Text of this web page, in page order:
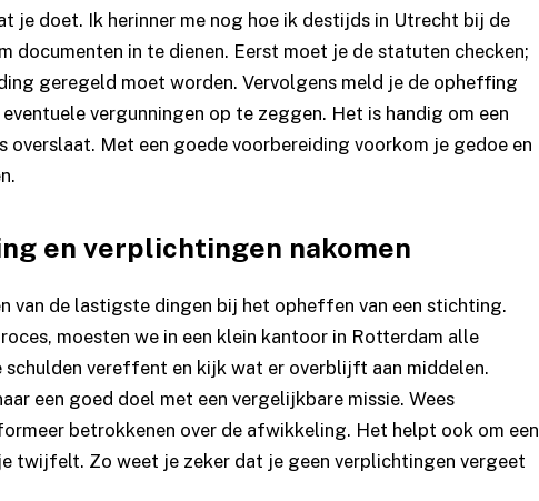
je doet. Ik herinner me nog hoe ik destijds in Utrecht bij de
documenten in te dienen. Eerst moet je de statuten checken;
geregeld moet worden. Vervolgens meld je de opheffing
vergunningen op te zeggen. Het is handig om een
overslaat. Met een goede voorbereiding voorkom je gedoe en
en verplichtingen nakomen
van de lastigste dingen bij het opheffen van een stichting.
moesten we in een klein kantoor in Rotterdam alle
vereffent en kijk wat er overblijft aan middelen.
een goed doel met een vergelijkbare missie. Wees
betrokkenen over de afwikkeling. Het helpt ook om een
twijfelt. Zo weet je zeker dat je geen verplichtingen vergeet